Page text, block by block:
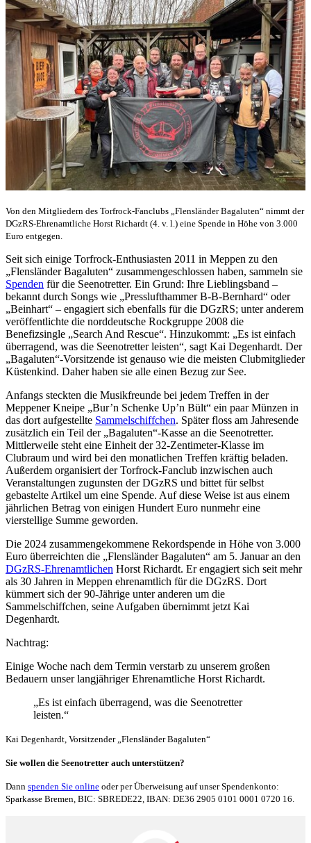
Von den Mitgliedern des Torfrock-Fanclubs „Flensländer Bagaluten“ nimmt der
DGzRS-Ehrenamtliche Horst Richardt (4. v. l.) eine Spende in Höhe von 3.000
Euro entgegen.
Seit sich einige Torfrock-Enthusiasten 2011 in Meppen zu den
„Flensländer Bagaluten“ zusammengeschlossen haben, sammeln sie
Spenden für die Seenotretter. Ein Grund: Ihre Lieblingsband –
bekannt durch Songs wie „Presslufthammer B-B-Bernhard“ oder
„Beinhart“ – engagiert sich ebenfalls für die DGzRS; unter anderem
veröffentlichte die norddeutsche Rockgruppe 2008 die
Benefizsingle „Search And Rescue“. Hinzukommt: „Es ist einfach
überragend, was die Seenotretter leisten“, sagt Kai Degenhardt. Der
„Bagaluten“-Vorsitzende ist genauso wie die meisten Clubmitglieder
Küstenkind. Daher haben sie alle einen Bezug zur See.
Anfangs steckten die Musikfreunde bei jedem Treffen in der
Meppener Kneipe „Bur’n Schenke Up’n Bült“ ein paar Münzen in
das dort aufgestellte Sammelschiffchen. Später floss am Jahresende
zusätzlich ein Teil der „Bagaluten“-Kasse an die Seenotretter.
Mittlerweile steht eine Einheit der 32-Zentimeter-Klasse im
Clubraum und wird bei den monatlichen Treffen kräftig beladen.
Außerdem organisiert der Torfrock-Fanclub inzwischen auch
Veranstaltungen zugunsten der DGzRS und bittet für selbst
gebastelte Artikel um eine Spende. Auf diese Weise ist aus einem
jährlichen Betrag von einigen Hundert Euro nunmehr eine
vierstellige Summe geworden.
Die 2024 zusammengekommene Rekordspende in Höhe von 3.000
Euro überreichten die „Flensländer Bagaluten“ am 5. Januar an den
DGzRS-Ehrenamtlichen Horst Richardt. Er engagiert sich seit mehr
als 30 Jahren in Meppen ehrenamtlich für die DGzRS. Dort
kümmert sich der 90-Jährige unter anderen um die
Sammelschiffchen, seine Aufgaben übernimmt jetzt Kai
Degenhardt.
Nachtrag:
Einige Woche nach dem Termin verstarb zu unserem großen
Bedauern unser langjähriger Ehrenamtliche Horst Richardt.
„Es ist einfach überragend, was die Seenotretter
leisten.“
Kai Degenhardt, Vorsitzender „Flensländer Bagaluten“
Sie wollen die Seenotretter auch unterstützen?
Dann spenden Sie online oder per Überweisung auf unser Spendenkonto:
Sparkasse Bremen, BIC: SBREDE22, IBAN: DE36 2905 0101 0001 0720 16.